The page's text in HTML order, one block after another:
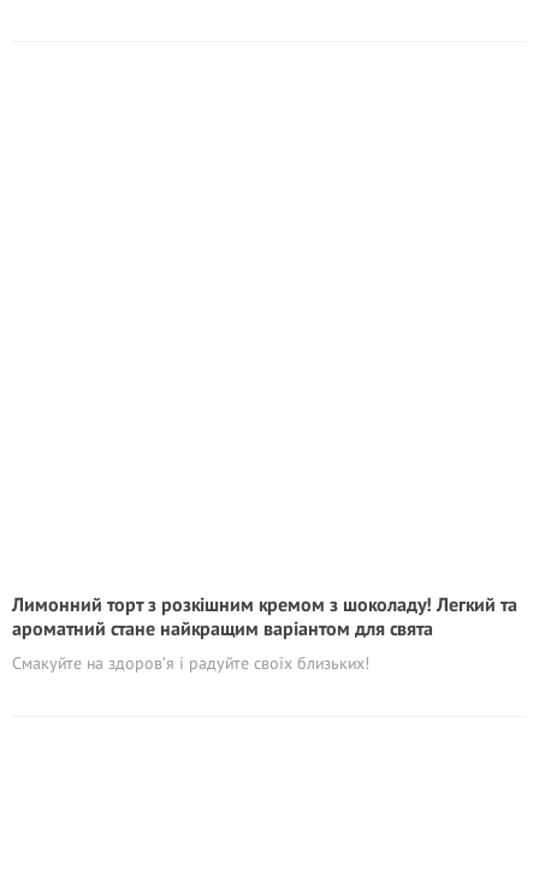
Лимонний торт з розкішним кремом з шоколаду! Легкий та
ароматний стане найкращим варіантом для свята
Смакуйте на здоров’я і радуйте своїх близьких!